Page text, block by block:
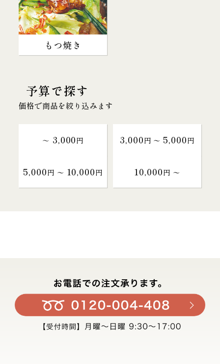
もつ焼き
予算で探す
価格で商品を絞り込みます
～ 3,000円 3,000円 〜 5,000円
5,000円 〜 10,000円 10,000円 〜